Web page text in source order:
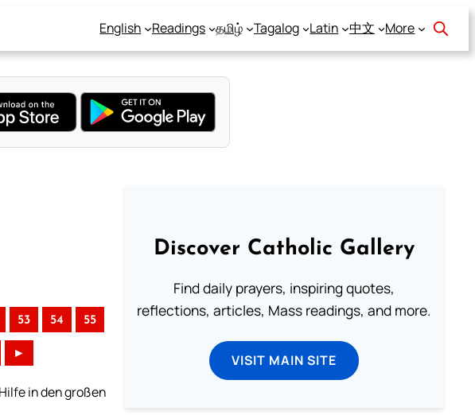
English Readings தமிழ் Tagalog Latin 中文 More
53 54 55
►
in den großen
Discover Catholic Gallery
Find daily prayers, inspiring quotes,
reflections, articles, Mass readings, and more.
VISIT MAIN SITE